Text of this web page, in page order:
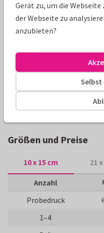
Produktinformation
Die Farbe (und alle
Geschmack abgeändert
Alle Karten können nach
Konfirmationskarten
Größen und Preise
10 x 15 cm 21
Anzahl
Probedruck
1–4
Gerät zu, um die
der Webseite zu
anzubieten?
Selbst